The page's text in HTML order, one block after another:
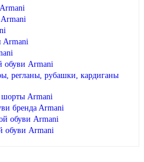
Armani
обуви Armani
регланы, рубашки, кардиганы
Armani
брендa Armani
обуви Armani
обуви Armani